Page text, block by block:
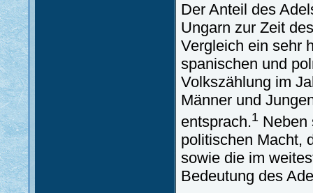
Der Anteil des
Ungarn zur Zeit
Vergleich ein sehr
spanischen und
Volkszählung im
Männer und
entsprach.1 Neben
politischen Macht,
sowie die im
Bedeutung des